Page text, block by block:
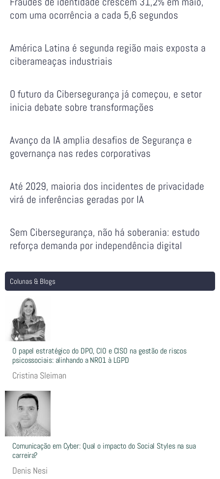
com uma ocorrência a cada 5,6 segundos
América Latina é segunda região mais exposta a
ciberameaças industriais
O futuro da Cibersegurança já começou, e setor
inicia debate sobre transformações
Avanço da IA amplia desafios de Segurança e
governança nas redes corporativas
Até 2029, maioria dos incidentes de privacidade
virá de inferências geradas por IA
Sem Cibersegurança, não há soberania: estudo
reforça demanda por independência digital
Colunas & Blogs
O papel estratégico do DPO, CIO e CISO na gestão de riscos
psicossociais: alinhando a NR01 à LGPD
Cristina Sleiman
Comunicação em Cyber: Qual o impacto do Social Styles na sua
carreira?
Denis Nesi